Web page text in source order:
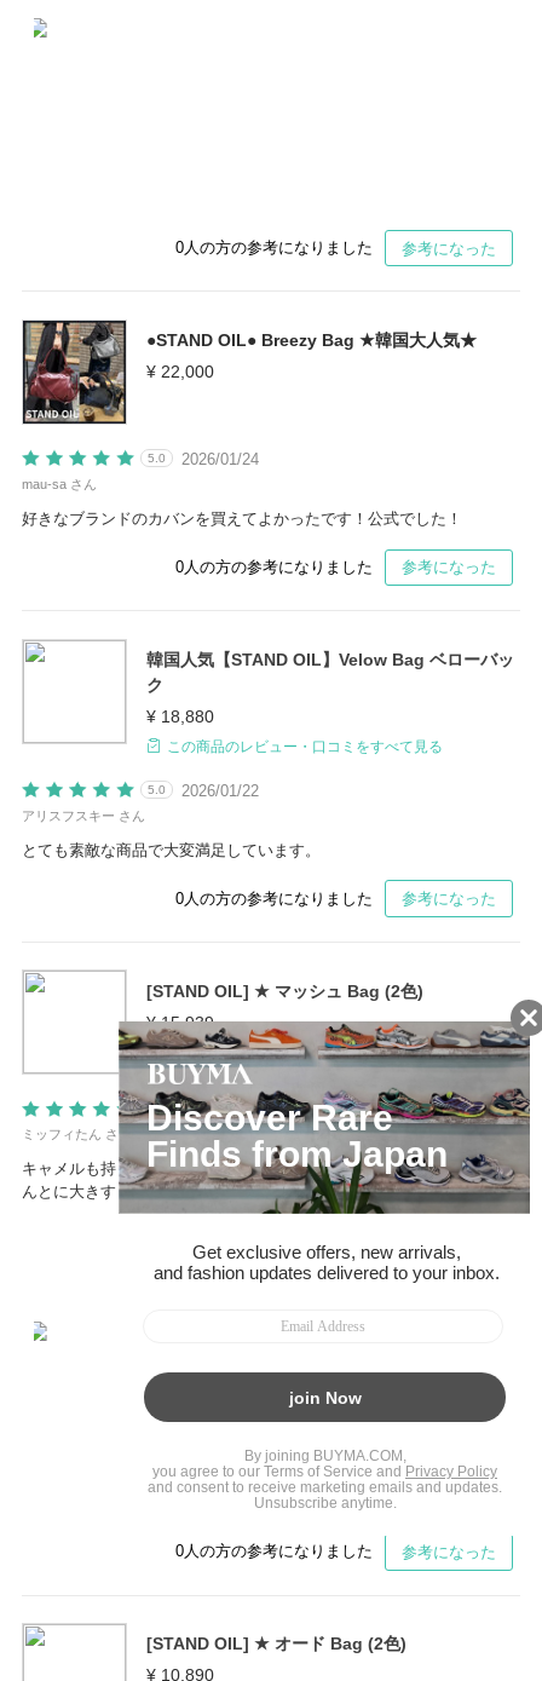
0人の方の参考になりました 参考になった
●STAND OIL● Breezy Bag ★韓国大人気★
¥ 22,000
2026/01/24
5.0
mau-sa さん
好きなブランドのカバンを買えてよかったです！公式でした！
0 人の方の参考になりました 参考になった
韓国人気【STAND OIL】Velow Bag ベローバッ
ク
¥ 18,880
この商品のレビュー・口コミをすべて見る
2026/01/22
5.0
アリスフスキー さん
とても素敵な商品で大変満足しています。
0 人の方の参考になりました 参考になった
[STAND OIL] ★ マッシュ Bag (2色)
¥ 15,939
この商品のレビュー・口コミをすべて見る
2026/01/10
5.0
ミッフィたん さん
キャメルも持ってますが、色違いで黒も購入しました。サイズ感がほ
んとに大きすぎず、小さすぎずで使いやすいです。
0人の方の参考になりました 参考になった
[STAND OIL] ★ オード Bag (2色)
¥ 10,890